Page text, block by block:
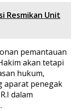
Resmikan Unit
pemantauan
akan tetapi
hukum,
aparat penegak
dalam